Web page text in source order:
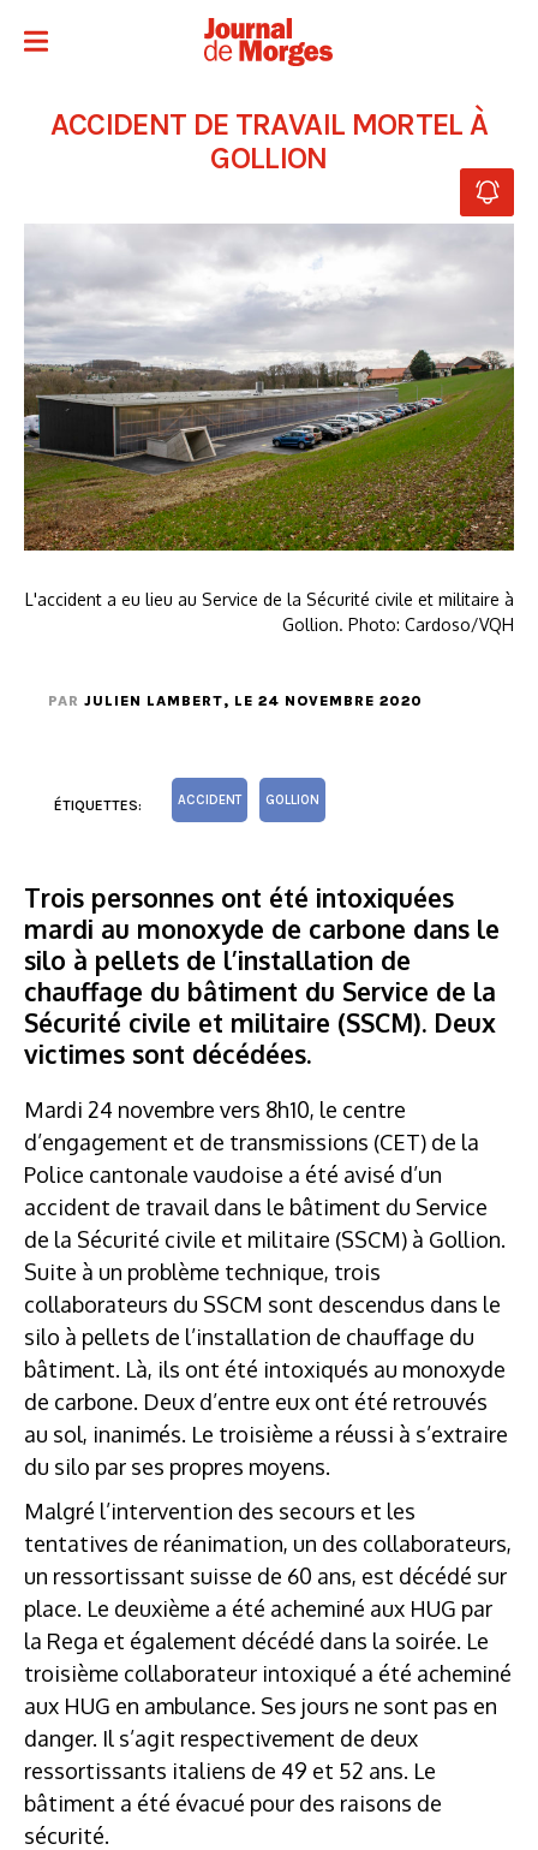
ACCIDENT DE TRAVAIL MORTEL À
GOLLION
L'accident a eu lieu au Service de la Sécurité civile et militaire à
Gollion. Photo: Cardoso/VQH
PAR JULIEN LAMBERT, LE 24 NOVEMBRE 2020
ÉTIQUETTES: ACCIDENT GOLLION
Trois personnes ont été intoxiquées
mardi au monoxyde de carbone dans le
silo à pellets de l’installation de
chauffage du bâtiment du Service de la
Sécurité civile et militaire (SSCM). Deux
victimes sont décédées.
Mardi 24 novembre vers 8h10, le centre
d’engagement et de transmissions (CET) de la
Police cantonale vaudoise a été avisé d’un
accident de travail dans le bâtiment du Service
de la Sécurité civile et militaire (SSCM) à Gollion.
Suite à un problème technique, trois
collaborateurs du SSCM sont descendus dans le
silo à pellets de l’installation de chauffage du
bâtiment. Là, ils ont été intoxiqués au monoxyde
de carbone. Deux d’entre eux ont été retrouvés
au sol, inanimés. Le troisième a réussi à s’extraire
du silo par ses propres moyens.
Malgré l’intervention des secours et les
tentatives de réanimation, un des collaborateurs,
un ressortissant suisse de 60 ans, est décédé sur
place. Le deuxième a été acheminé aux HUG par
la Rega et également décédé dans la soirée. Le
troisième collaborateur intoxiqué a été acheminé
aux HUG en ambulance. Ses jours ne sont pas en
danger. Il s’agit respectivement de deux
ressortissants italiens de 49 et 52 ans. Le
bâtiment a été évacué pour des raisons de
sécurité.